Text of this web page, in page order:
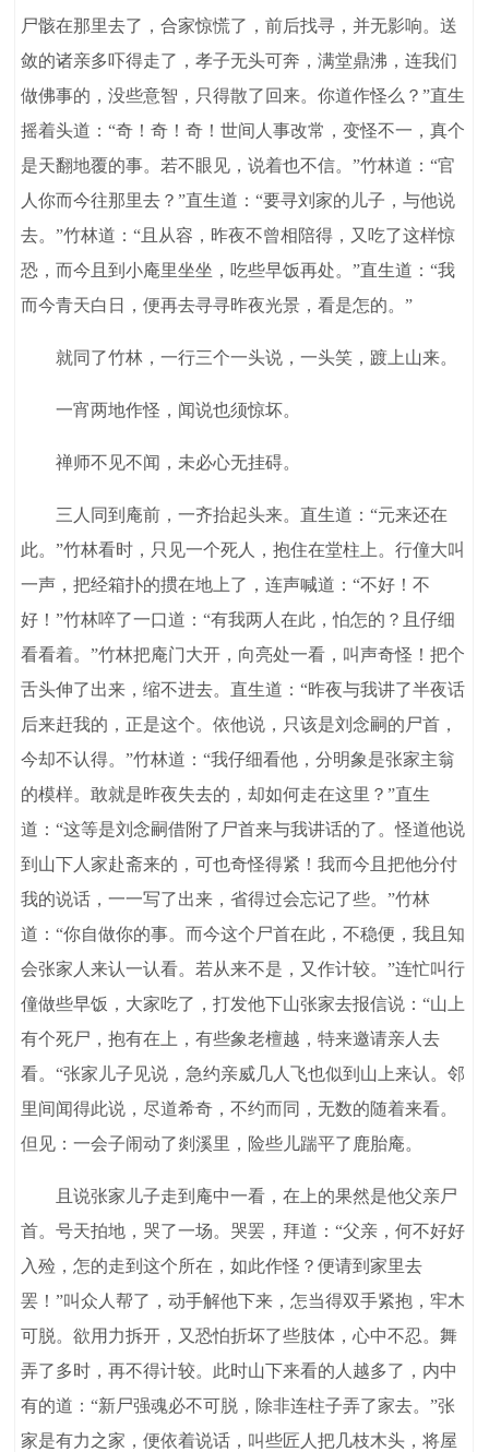
尸骸在那里去了，合家惊慌了，前后找寻，并无影响。送
敛的诸亲多吓得走了，孝子无头可奔，满堂鼎沸，连我们
做佛事的，没些意智，只得散了回来。你道作怪么？”直生
摇着头道：“奇！奇！奇！世间人事改常，变怪不一，真个
是天翻地覆的事。若不眼见，说着也不信。”竹林道：“官
人你而今往那里去？”直生道：“要寻刘家的儿子，与他说
去。”竹林道：“且从容，昨夜不曾相陪得，又吃了这样惊
恐，而今且到小庵里坐坐，吃些早饭再处。”直生道：“我
而今青天白日，便再去寻寻昨夜光景，看是怎的。”
就同了竹林，一行三个一头说，一头笑，踱上山来。
一宵两地作怪，闻说也须惊坏。
禅师不见不闻，未必心无挂碍。
三人同到庵前，一齐抬起头来。直生道：“元来还在
此。”竹林看时，只见一个死人，抱住在堂柱上。行僮大叫
一声，把经箱扑的掼在地上了，连声喊道：“不好！不
好！”竹林啐了一口道：“有我两人在此，怕怎的？且仔细
看看着。”竹林把庵门大开，向亮处一看，叫声奇怪！把个
舌头伸了出来，缩不进去。直生道：“昨夜与我讲了半夜话
后来赶我的，正是这个。依他说，只该是刘念嗣的尸首，
今却不认得。”竹林道：“我仔细看他，分明象是张家主翁
的模样。敢就是昨夜失去的，却如何走在这里？”直生
道：“这等是刘念嗣借附了尸首来与我讲话的了。怪道他说
到山下人家赴斋来的，可也奇怪得紧！我而今且把他分付
我的说话，一一写了出来，省得过会忘记了些。”竹林
道：“你自做你的事。而今这个尸首在此，不稳便，我且知
会张家人来认一认看。若从来不是，又作计较。”连忙叫行
僮做些早饭，大家吃了，打发他下山张家去报信说：“山上
有个死尸，抱有在上，有些象老檀越，特来邀请亲人去
看。“张家儿子见说，急约亲威几人飞也似到山上来认。邻
里间闻得此说，尽道希奇，不约而同，无数的随着来看。
但见：一会子闹动了剡溪里，险些儿踹平了鹿胎庵。
且说张家儿子走到庵中一看，在上的果然是他父亲尸
首。号天拍地，哭了一场。哭罢，拜道：“父亲，何不好好
入殓，怎的走到这个所在，如此作怪？便请到家里去
罢！”叫众人帮了，动手解他下来，怎当得双手紧抱，牢木
可脱。欲用力拆开，又恐怕折坏了些肢体，心中不忍。舞
弄了多时，再不得计较。此时山下来看的人越多了，内中
有的道：“新尸强魂必不可脱，除非连柱子弄了家去。”张
家是有力之家，便依着说话，叫些匠人把几枝木头，将屋